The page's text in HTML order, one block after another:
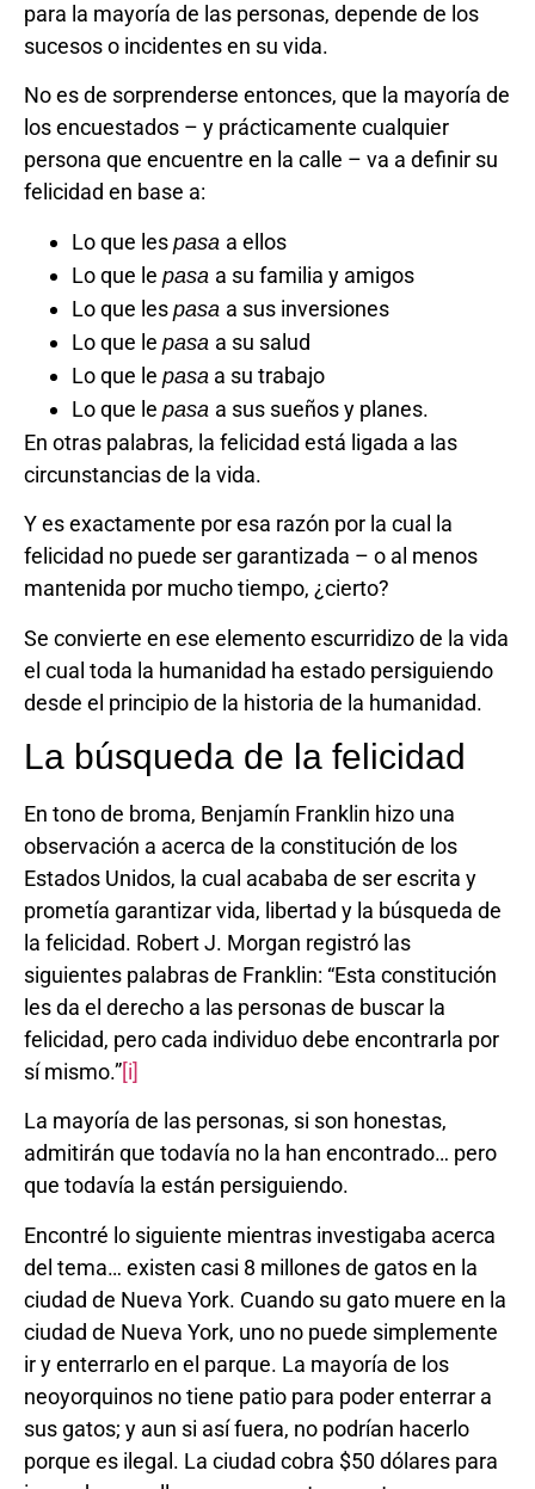
para la mayoría de las personas, depende de los
sucesos o incidentes en su vida.
No es de sorprenderse entonces, que la mayoría de
los encuestados – y prácticamente cualquier
persona que encuentre en la calle – va a definir su
felicidad en base a:
Lo que les pasa a ellos
Lo que le pasa a su familia y amigos
Lo que les pasa a sus inversiones
Lo que le pasa a su salud
Lo que le pasa a su trabajo
Lo que le pasa a sus sueños y planes.
En otras palabras, la felicidad está ligada a las
circunstancias de la vida.
Y es exactamente por esa razón por la cual la
felicidad no puede ser garantizada – o al menos
mantenida por mucho tiempo, ¿cierto?
Se convierte en ese elemento escurridizo de la vida
el cual toda la humanidad ha estado persiguiendo
desde el principio de la historia de la humanidad.
La búsqueda de la felicidad
En tono de broma, Benjamín Franklin hizo una
observación a acerca de la constitución de los
Estados Unidos, la cual acababa de ser escrita y
prometía garantizar vida, libertad y la búsqueda de
la felicidad. Robert J. Morgan registró las
siguientes palabras de Franklin: “Esta constitución
les da el derecho a las personas de buscar la
felicidad, pero cada individuo debe encontrarla por
sí mismo.”[i]
La mayoría de las personas, si son honestas,
admitirán que todavía no la han encontrado… pero
que todavía la están persiguiendo.
Encontré lo siguiente mientras investigaba acerca
del tema… existen casi 8 millones de gatos en la
ciudad de Nueva York. Cuando su gato muere en la
ciudad de Nueva York, uno no puede simplemente
ir y enterrarlo en el parque. La mayoría de los
neoyorquinos no tiene patio para poder enterrar a
sus gatos; y aun si así fuera, no podrían hacerlo
porque es ilegal. La ciudad cobra $50 dólares para